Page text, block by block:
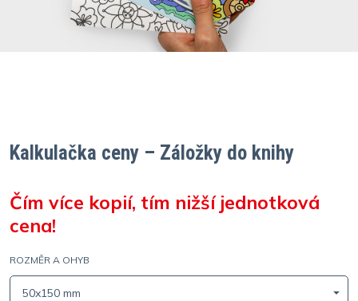
Kalkulačka ceny – Záložky do knihy
Čím více kopií, tím nižší jednotková
cena!
ROZMĚR A OHYB
50x150 mm